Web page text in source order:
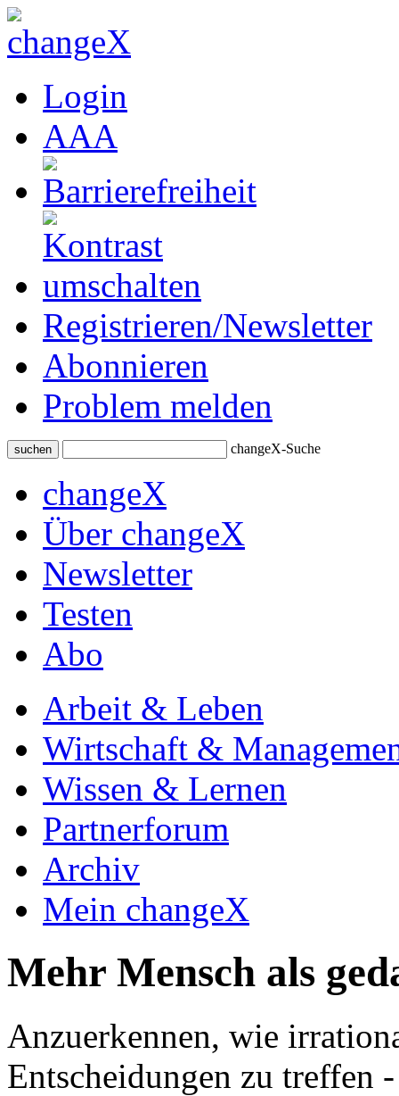
Login
AAA
Registrieren/Newsletter
Abonnieren
Problem melden
suchen changeX-Suche
changeX
Über changeX
Newsletter
Testen
Abo
Arbeit & Leben
Wirtschaft &
Wissen & Lernen
Partnerforum
Archiv
Mein changeX
Mehr Mensch als
Anzuerkennen, wie
Entscheidungen zu